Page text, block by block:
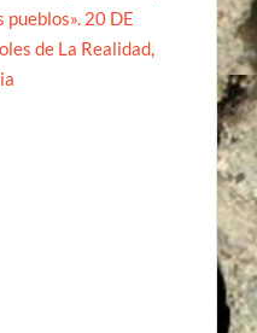
20 DE
de La Realidad,